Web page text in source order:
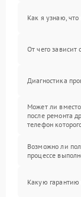
Как я узнаю, что
От чего зависит
Диагностика
Может ли
после ремонта
телефон
Возможно ли
процессе
Какую гарантию